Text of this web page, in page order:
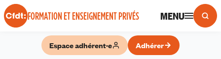
Panneau de gestion des cookies
FORMATION ET ENSEIGNEMENT PRIVÉS MENU
Espace adhérent·e Adhérer